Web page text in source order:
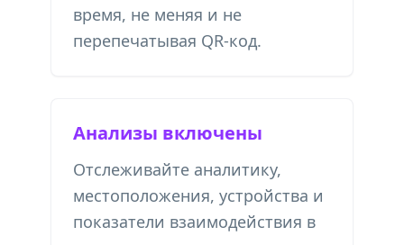
время, не меняя и не
перепечатывая QR-код.
Анализы включены
Отслеживайте аналитику,
местоположения, устройства и
показатели взаимодействия в